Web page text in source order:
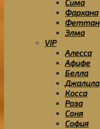
Сима
Фархана
Феттан
Элма
VIP
Алесса
Афифе
Белла
Джалила
Косса
Роза
Соня
София